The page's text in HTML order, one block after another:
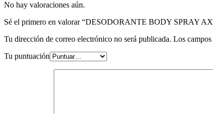
No hay valoraciones aún.
Sé el primero en valorar “DESODORANTE BODY SPRAY
Tu dirección de correo electrónico no será publicada. Los
Tu puntuación